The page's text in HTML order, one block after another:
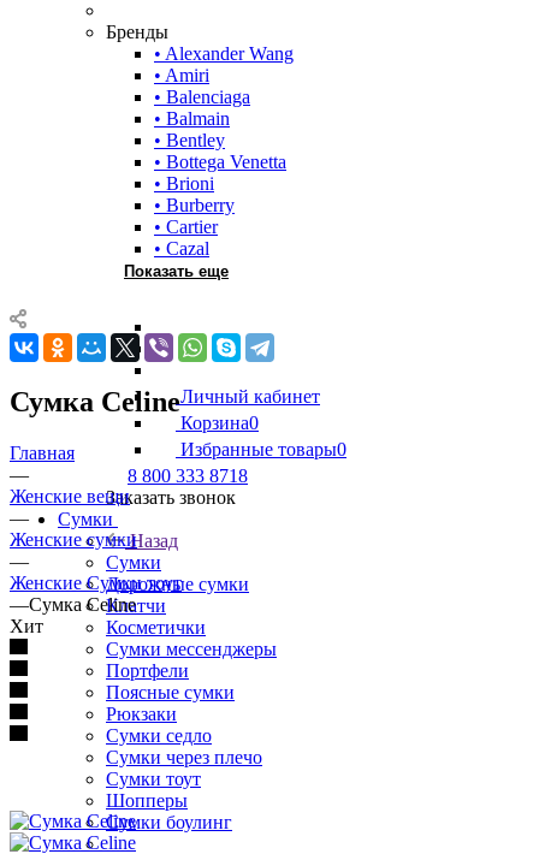
Бренды
• Alexander Wang
• Amiri
• Balenciaga
• Balmain
• Bentley
• Bottega Venetta
• Brioni
• Burberry
• Cartier
• Cazal
Показать еще
Личный кабинет
Корзина0
Избранные товары0
8 800 333 8718
Заказать звонок
Сумки
Назад
Сумки
Дорожные сумки
Клатчи
Косметички
Сумки мессенджеры
Портфели
Поясные сумки
Рюкзаки
Сумки седло
Сумки через плечо
Сумки тоут
Шопперы
Сумки боулинг
Сумка Celine
Главная
—
Женские вещи
—
Женские сумки
—
Женские Сумки тоут
—Сумка Celine
Хит